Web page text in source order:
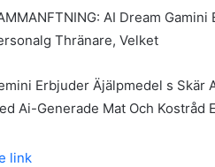
AI Dream
Thränare, Velket
Erbjuder Äjälpmedel s Skär
Ai-Generade Mat Och Kostråd
link